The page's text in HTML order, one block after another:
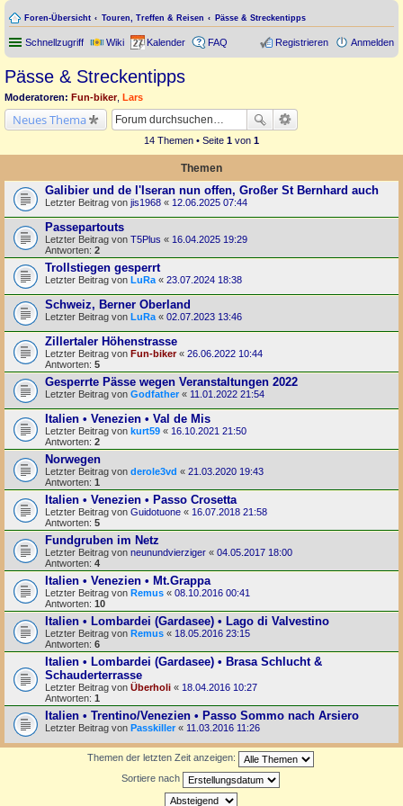
Foren-Übersicht Touren, Treffen & Reisen Pässe & Streckentipps
Schnellzugriff Wiki Kalender FAQ Anmelden
Registrieren
Pässe & Streckentipps
Moderatoren: Fun-biker, Lars
Neues Thema
14 Themen • Seite 1 von 1
Themen
Galibier und de l'Iseran nun offen, Großer St Bernhard auch
Letzter Beitrag von jis1968 « 12.06.2025 07:44
Passepartouts
Letzter Beitrag von T5Plus « 16.04.2025 19:29
Antworten: 2
Trollstiegen gesperrt
Letzter Beitrag von LuRa « 23.07.2024 18:38
Schweiz, Berner Oberland
Letzter Beitrag von LuRa « 02.07.2023 13:46
Zillertaler Höhenstrasse
Letzter Beitrag von Fun-biker« 26.06.2022 10:44
Antworten: 5
Gesperrte Pässe wegen Veranstaltungen 2022
Letzter Beitrag von Godfather « 11.01.2022 21:54
Italien • Venezien • Val de Mis
Letzter Beitrag von kurt59 « 16.10.2021 21:50
Antworten: 2
Norwegen
Letzter Beitrag von derole3vd « 21.03.2020 19:43
Antworten: 1
Italien • Venezien • Passo Crosetta
Letzter Beitrag von Guidotuone « 16.07.2018 21:58
Antworten: 5
Fundgruben im Netz
Letzter Beitrag von neunundvierziger « 04.05.2017 18:00
Antworten: 4
Italien • Venezien • Mt.Grappa
Letzter Beitrag von Remus « 08.10.2016 00:41
Antworten: 10
Italien • Lombardei (Gardasee) • Lago di Valvestino
Letzter Beitrag von Remus « 18.05.2016 23:15
Antworten: 6
Italien • Lombardei (Gardasee) • Brasa Schlucht &
Schauderterrasse
Letzter Beitrag von Überholi « 18.04.2016 10:27
Antworten: 1
Italien • Trentino/Venezien • Passo Sommo nach Arsiero
Letzter Beitrag von Passkiller « 11.03.2016 11:26
Themen der letzten Zeit anzeigen:
Sortiere nach